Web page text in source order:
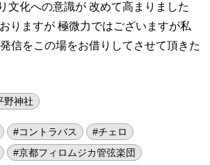
文化への意識が 改めて高まりました
りますが 極微力ではございますが私
信をこの場をお借りしてさせて頂きた
野神社
#コントラバス
#チェロ
#京都フィロムジカ管弦楽団